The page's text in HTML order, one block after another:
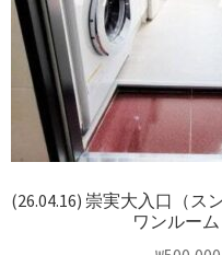
(26.04.16) 崇実大入口（ス
ワンルーム